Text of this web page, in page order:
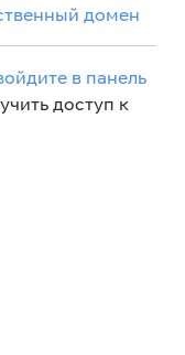
домен
в панель
доступ к